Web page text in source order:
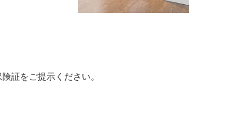
証をご提示ください。